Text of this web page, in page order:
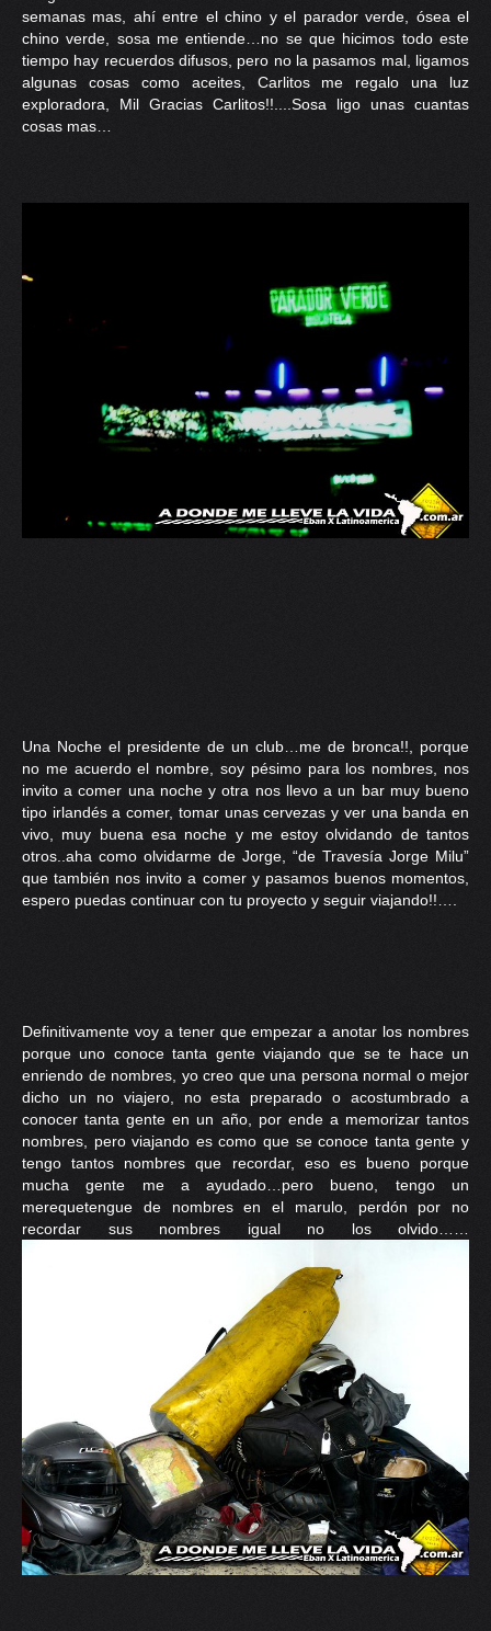
semanas mas, ahí entre el chino y el parador verde, ósea el
chino verde, sosa me entiende…no se que hicimos todo este
tiempo hay recuerdos difusos, pero no la pasamos mal, ligamos
algunas cosas como aceites, Carlitos me regalo una luz
exploradora, Mil Gracias Carlitos!!....Sosa ligo unas cuantas
cosas mas…
Una Noche el presidente de un club…me de bronca!!, porque
no me acuerdo el nombre, soy pésimo para los nombres, nos
invito a comer una noche y otra nos llevo a un bar muy bueno
tipo irlandés a comer, tomar unas cervezas y ver una banda en
vivo, muy buena esa noche y me estoy olvidando de tantos
otros..aha como olvidarme de Jorge, “de Travesía Jorge Milu”
que también nos invito a comer y pasamos buenos momentos,
espero puedas continuar con tu proyecto y seguir viajando!!….
Definitivamente voy a tener que empezar a anotar los nombres
porque uno conoce tanta gente viajando que se te hace un
enriendo de nombres, yo creo que una persona normal o mejor
dicho un no viajero, no esta preparado o acostumbrado a
conocer tanta gente en un año, por ende a memorizar tantos
nombres, pero viajando es como que se conoce tanta gente y
tengo tantos nombres que recordar, eso es bueno porque
mucha gente me a ayudado…pero bueno, tengo un
merequetengue de nombres en el marulo, perdón por no
recordar sus nombres igual no los olvido……